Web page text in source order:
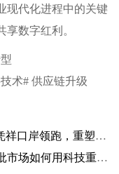
现代化进程中的关键
数字红利。
术# 供应链升级
上一篇：2025跨境农批“数字革命”：凭祥口岸领跑，重塑全球贸易新秩序
下一篇：AR导航+智慧推车：武汉农批市场如何用科技重构产业未来？